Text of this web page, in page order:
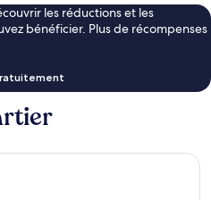
les réductions et les
bénéficier. Plus de récompenses